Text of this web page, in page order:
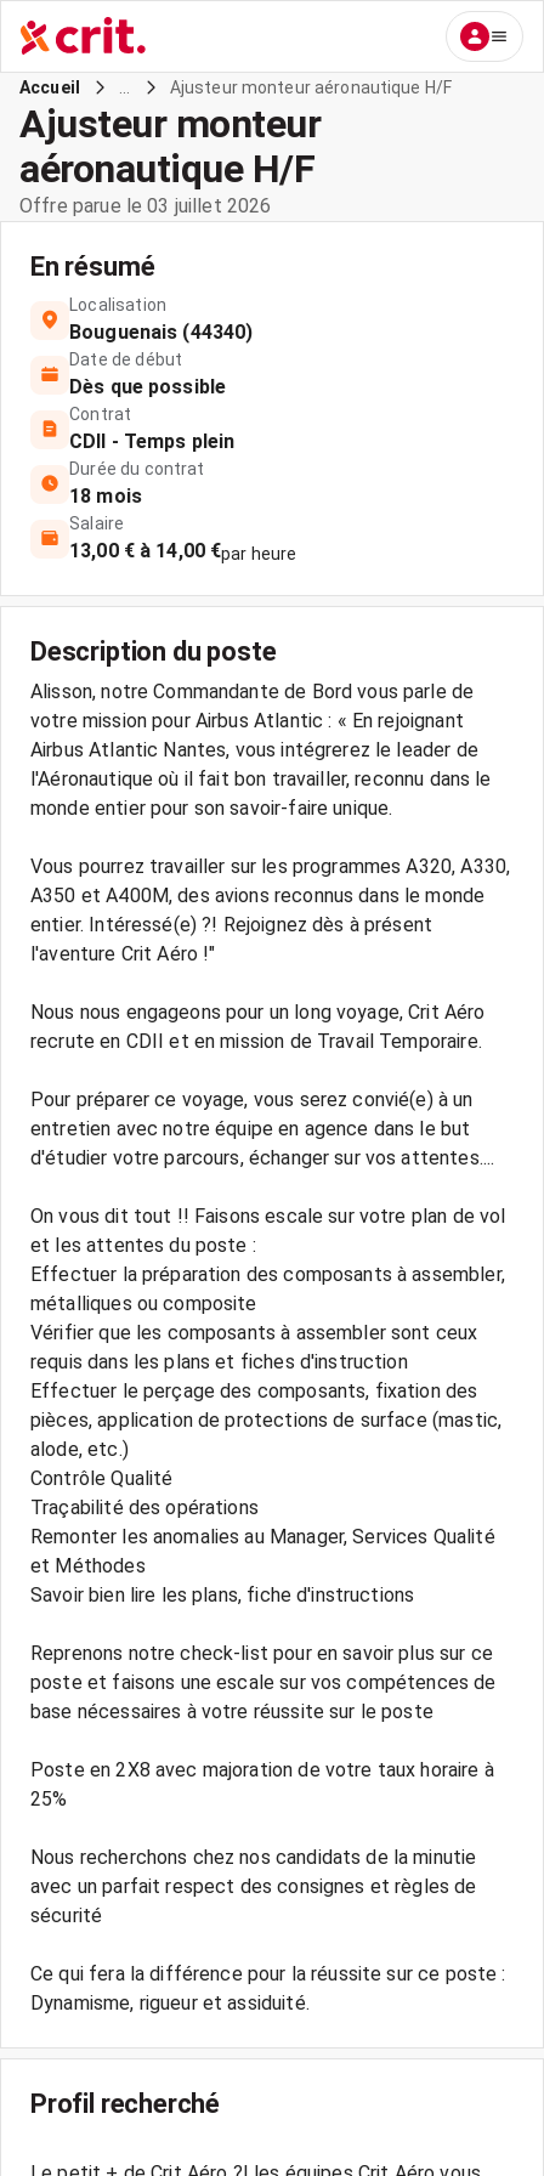
Accueil Ajusteur monteur aéronautique H/F
Ajusteur monteur
aéronautique H/F
Offre parue le 03 juillet 2026
En résumé
Localisation
Bouguenais (44340)
Date de début
Dès que possible
Contrat
CDII - Temps plein
Durée du contrat
18 mois
Salaire
13,00 € à 14,00 €par heure
Description du poste
Alisson, notre Commandante de Bord vous parle de
votre mission pour Airbus Atlantic : « En rejoignant
Airbus Atlantic Nantes, vous intégrerez le leader de
l'Aéronautique où il fait bon travailler, reconnu dans le
monde entier pour son savoir-faire unique.
Vous pourrez travailler sur les programmes A320, A330,
A350 et A400M, des avions reconnus dans le monde
entier. Intéressé(e) ?! Rejoignez dès à présent
l'aventure Crit Aéro !"
Nous nous engageons pour un long voyage, Crit Aéro
recrute en CDII et en mission de Travail Temporaire.
Pour préparer ce voyage, vous serez convié(e) à un
entretien avec notre équipe en agence dans le but
d'étudier votre parcours, échanger sur vos attentes....
On vous dit tout !! Faisons escale sur votre plan de vol
et les attentes du poste :
Effectuer la préparation des composants à assembler,
métalliques ou composite
Vérifier que les composants à assembler sont ceux
requis dans les plans et fiches d'instruction
Effectuer le perçage des composants, fixation des
pièces, application de protections de surface (mastic,
alode, etc.)
Contrôle Qualité
Traçabilité des opérations
Remonter les anomalies au Manager, Services Qualité
et Méthodes
Savoir bien lire les plans, fiche d'instructions
Reprenons notre check-list pour en savoir plus sur ce
poste et faisons une escale sur vos compétences de
base nécessaires à votre réussite sur le poste
Poste en 2X8 avec majoration de votre taux horaire à
25%
Nous recherchons chez nos candidats de la minutie
avec un parfait respect des consignes et règles de
sécurité
Ce qui fera la différence pour la réussite sur ce poste :
Profil recherché